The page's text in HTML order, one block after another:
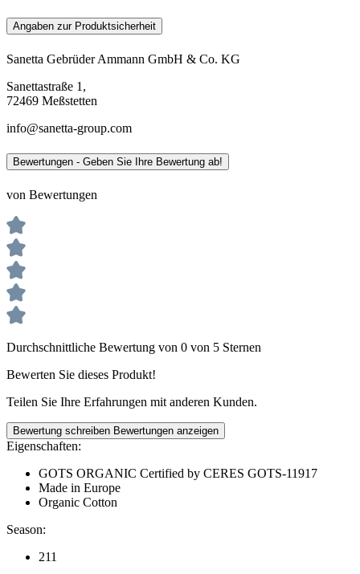
Angaben zur Produktsicherheit
Sanetta Gebrüder Ammann GmbH & Co. KG
Sanettastraße 1,
72469 Meßstetten
info@sanetta-group.com
Bewertungen - Geben Sie Ihre Bewertung ab!
von Bewertungen
Durchschnittliche Bewertung von 0 von 5 Sternen
Bewerten Sie dieses Produkt!
Teilen Sie Ihre Erfahrungen mit anderen Kunden.
Bewertung schreiben Bewertungen anzeigen
Eigenschaften:
GOTS ORGANIC Certified by CERES GOTS-11917
Made in Europe
Organic Cotton
Season:
211